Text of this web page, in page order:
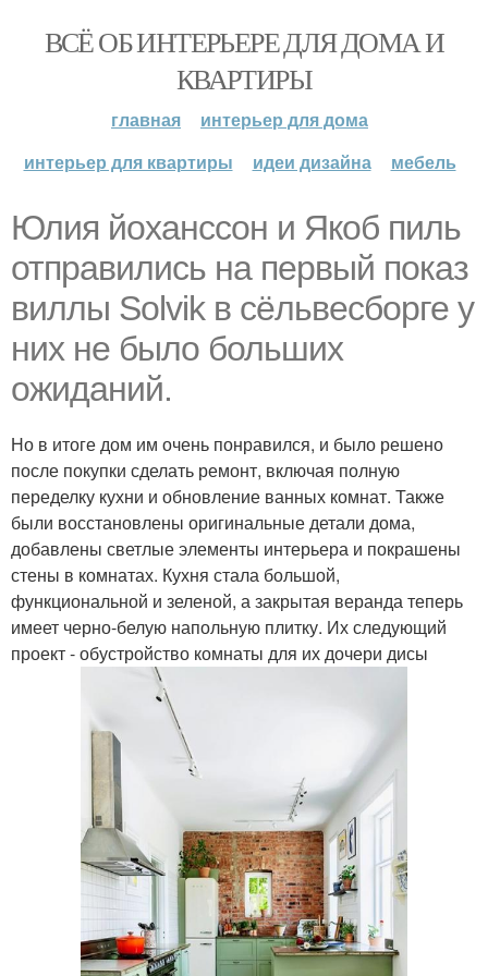
ВСЁ ОБ ИНТЕРЬЕРЕ ДЛЯ ДОМА И
КВАРТИРЫ
главная
интерьер для дома
интерьер для квартиры
идеи дизайна мебель
Юлия йоханссон и Якоб пиль
отправились на первый показ
виллы Solvik в сёльвесборге у
них не было больших
ожиданий.
Но в итоге дом им очень понравился, и было решено
после покупки сделать ремонт, включая полную
переделку кухни и обновление ванных комнат. Также
были восстановлены оригинальные детали дома,
добавлены светлые элементы интерьера и покрашены
стены в комнатах. Кухня стала большой,
функциональной и зеленой, а закрытая веранда теперь
имеет черно-белую напольную плитку. Их следующий
проект - обустройство комнаты для их дочери дисы